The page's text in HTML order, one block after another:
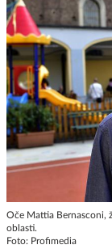
Oče Mattia Bernasconi,
oblasti.
Foto: Profimedia